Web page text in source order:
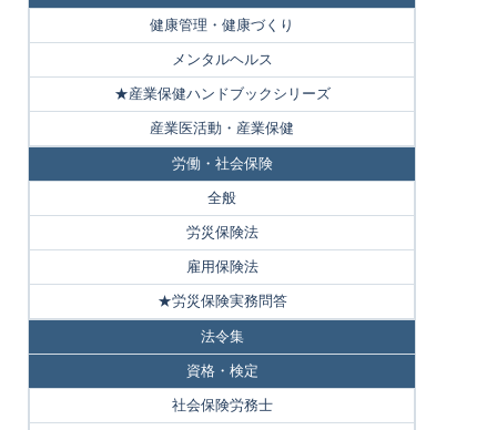
健康管理・健康づくり
メンタルヘルス
★産業保健ハンドブックシリーズ
産業医活動・産業保健
労働・社会保険
全般
労災保険法
雇用保険法
★労災保険実務問答
法令集
資格・検定
社会保険労務士